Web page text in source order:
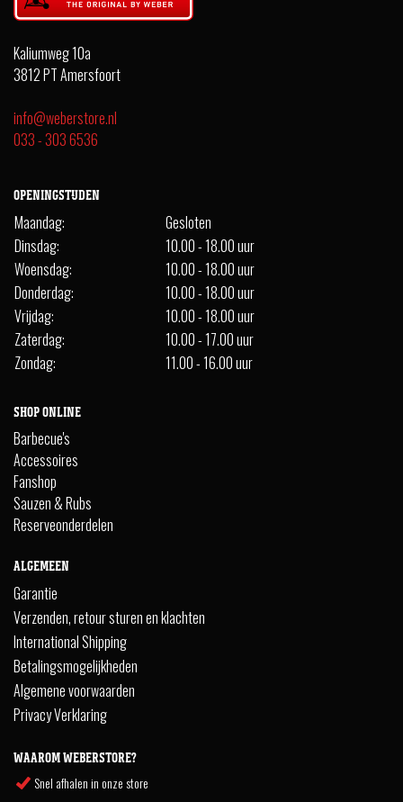
Kaliumweg 10a
3812 PT Amersfoort
info@weberstore.nl
033 - 303 6536
OPENINGSTIJDEN
Maandag:
Gesloten
Dinsdag:
10.00 - 18.00 uur
Woensdag:
10.00 - 18.00 uur
Donderdag:
10.00 - 18.00 uur
Vrijdag:
10.00 - 18.00 uur
Zaterdag:
10.00 - 17.00 uur
Zondag:
11.00 - 16.00 uur
SHOP ONLINE
Barbecue's
Accessoires
Fanshop
Sauzen & Rubs
Reserveonderdelen
ALGEMEEN
Garantie
Verzenden, retour sturen en klachten
International Shipping
Betalingsmogelijkheden
Algemene voorwaarden
Privacy Verklaring
WAAROM WEBERSTORE?
Snel afhalen in onze store